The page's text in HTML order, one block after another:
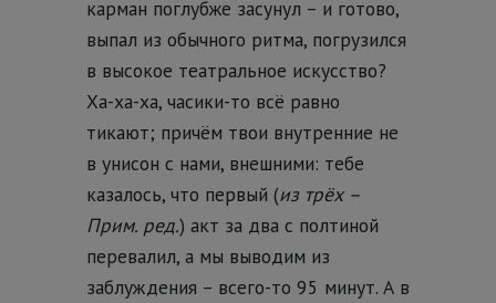
карман поглубже засунул – и готово,
выпал из обычного ритма, погрузился
в высокое театральное искусство?
Ха-ха-ха, часики-то всё равно
тикают; причём твои внутренние не
в унисон с нами, внешними: тебе
казалось, что первый (из трёх –
Прим. ред.) акт за два с полтиной
перевалил, а мы выводим из
заблуждения – всего-то 95 минут. А в